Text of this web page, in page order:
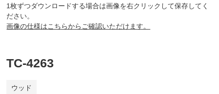
1枚ずつダウンロードする場合は画像を右クリックして保存してく
ださい。
画像の仕様はこちらからご確認いただけます。
TC-4263
ウッド